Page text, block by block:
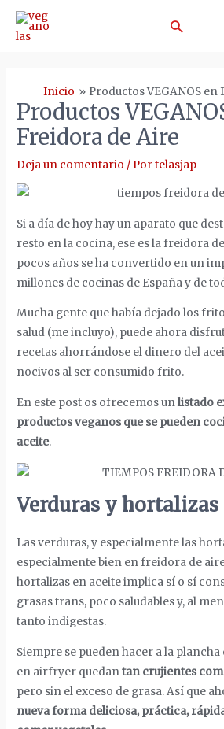
Buscar
Inicio Productos VEGANOS
Productos
Freidora de Aire
Deja un comentario / Portelasjap
Si a día de hoy hay un aparato que
resto en la cocina, ese es la freidora
pocos años se ha convertido en un
millones de cocinas de España y de
Mucha gente que había dejado los
salud (me incluyo), puede ahora
recetas ahorrándose el dinero del
nocivos al ser consumido frito.
En este post os ofrecemos unlistado
productos veganos que se pueden
aceite.
Verduras y hortalizas
Las verduras, y especialmente las
especialmente bien en freidora de
hortalizas en aceite implica sí o sí
grasas trans, poco saludables y, al
tanto indigestas.
Siempre se pueden hacer a la
en airfryer quedantan crujientes
pero sin el exceso de grasa. Así que
nueva forma deliciosa, práctica,